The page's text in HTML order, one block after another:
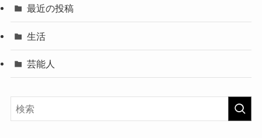
最近の投稿
生活
芸能人